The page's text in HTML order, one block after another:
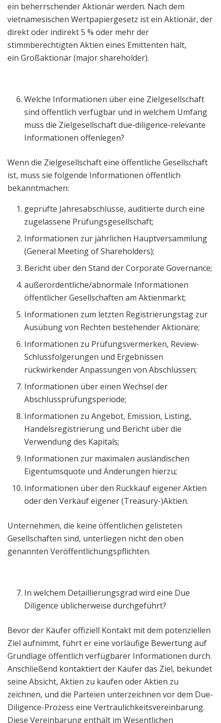
ein beherrschender Aktionär werden. Nach dem
vietnamesischen Wertpapiergesetz ist ein Aktionär, der
direkt oder indirekt 5 % oder mehr der
stimmberechtigten Aktien eines Emittenten hält,
ein Großaktionär (major shareholder).
Welche Informationen über eine Zielgesellschaft
sind öffentlich verfügbar und in welchem Umfang
muss die Zielgesellschaft due-diligence-relevante
Informationen offenlegen?
Wenn die Zielgesellschaft eine öffentliche Gesellschaft
ist, muss sie folgende Informationen öffentlich
bekanntmachen:
geprüfte Jahresabschlüsse, auditierte durch eine
zugelassene Prüfungsgesellschaft;
Informationen zur jährlichen Hauptversammlung
(General Meeting of Shareholders);
Bericht über den Stand der Corporate Governance;
außerordentliche/abnormale Informationen
öffentlicher Gesellschaften am Aktienmarkt;
Informationen zum letzten Registrierungstag zur
Ausübung von Rechten bestehender Aktionäre;
Informationen zu Prüfungsvermerken, Review-
Schlussfolgerungen und Ergebnissen
rückwirkender Anpassungen von Abschlüssen;
Informationen über einen Wechsel der
Abschlussprüfungsperiode;
Informationen zu Angebot, Emission, Listing,
Handelsregistrierung und Bericht über die
Verwendung des Kapitals;
Informationen zur maximalen ausländischen
Eigentumsquote und Änderungen hierzu;
Informationen über den Rückkauf eigener Aktien
oder den Verkauf eigener (Treasury-)Aktien.
Unternehmen, die keine öffentlichen gelisteten
Gesellschaften sind, unterliegen nicht den oben
genannten Veröffentlichungspflichten.
In welchem Detaillierungsgrad wird eine Due
Diligence üblicherweise durchgeführt?
Bevor der Käufer offiziell Kontakt mit dem potenziellen
Ziel aufnimmt, führt er eine vorläufige Bewertung auf
Grundlage öffentlich verfügbarer Informationen durch.
Anschließend kontaktiert der Käufer das Ziel, bekundet
seine Absicht, Aktien zu kaufen oder Aktien zu
zeichnen, und die Parteien unterzeichnen vor dem Due-
Diligence-Prozess eine Vertraulichkeitsvereinbarung.
Diese Vereinbarung enthält im Wesentlichen